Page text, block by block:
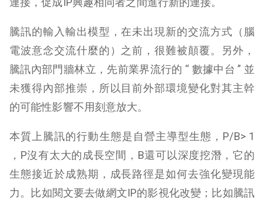
騰訊的輸入輸出模型，在未出現新的交流方式（腦
電波意念交流什麼的）之前，很難被顛覆。另外，
騰訊內部門牆林立，先前業界流行的 “ 數據中台 ” 並
未獲得內部推崇，所以目前外部環境變化對其主幹
的可能性影響不用刻意放大。
本質上騰訊的行動生態是自營主導型生態，P/B> 1
，P沒有太大的成長空間，B還可以深度挖潛，它的
生態接近於成熟期，成長路徑是如何去強化變現能
力。比如閱文要去做網文IP的影視化改變；比如騰訊